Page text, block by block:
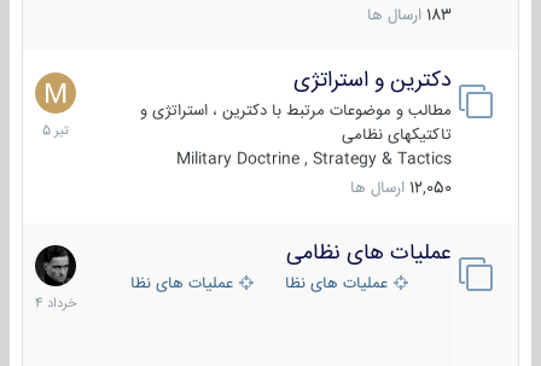
183 ارسال ها
دکترین و استراتژی
مطالب و موضوعات مرتبط با دکترین ، استراتژی و
تاکتیکهای نظامی
Military Doctrine , Strategy & Tactics
12,050 ارسال ها
27
تیر
1405
عملیات های نظامی
عملیات های نظامی ایرانعملیات های نظامی خارجی
5
خرداد
1404